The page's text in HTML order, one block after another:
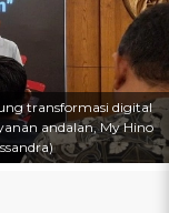
transformasi digital
andalan, My Hino